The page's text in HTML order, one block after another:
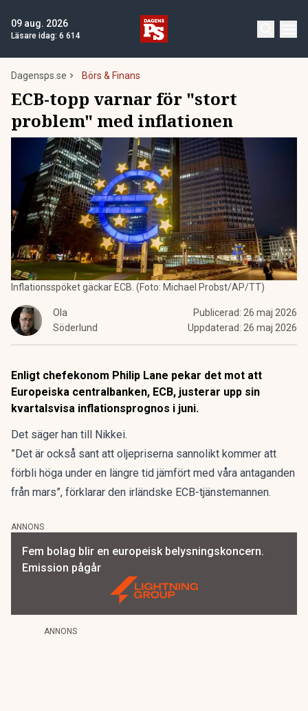
09 aug. 2026
Läsare idag: 6 614
Dagensps.se Börs & Finans
ECB-topp varnar för "stort
problem" med inflationen
Inflationsspöket gäckar ECB. (Foto: Michael Probst/AP/TT)
Ola
Söderlund
Publicerad: 26 maj 2026
Uppdaterad: 26 maj 2026
Enligt chefekonom Philip Lane pekar det mot att
Europeiska centralbanken, ECB, justerar upp sin
kvartalsvisa inflationsprognos i juni.
Det säger han till Nikkei.
”Det är också sant att oljepriserna sannolikt kommer att
förbli höga under en längre tid jämfört med våra antaganden
från mars”, förklarar den irländske ECB-tjänstemannen.
ANNONS
Fem bolag blir en europeisk belysningskoncern.
Emission pågår
ANNONS